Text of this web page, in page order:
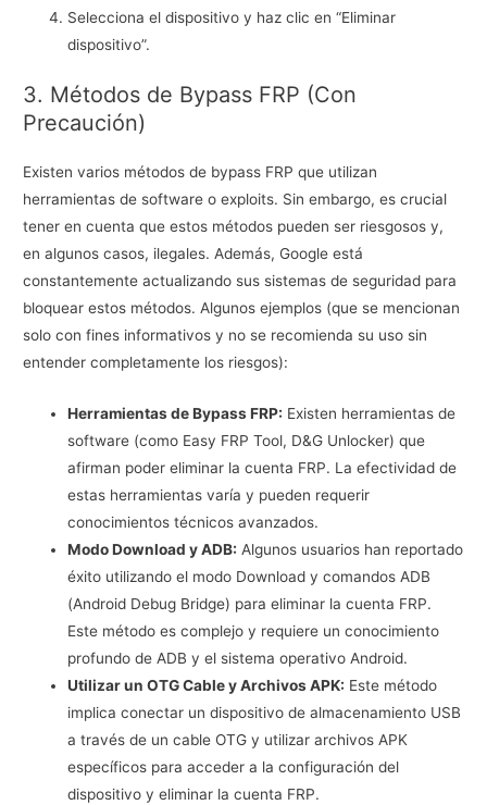
Selecciona el dispositivo y haz clic en “Eliminar
dispositivo”.
3. Métodos de Bypass FRP (Con
Precaución)
Existen varios métodos de bypass FRP que utilizan
herramientas de software o exploits. Sin embargo, es crucial
tener en cuenta que estos métodos pueden ser riesgosos y,
en algunos casos, ilegales. Además, Google está
constantemente actualizando sus sistemas de seguridad para
bloquear estos métodos. Algunos ejemplos (que se mencionan
solo con fines informativos y no se recomienda su uso sin
entender completamente los riesgos):
Herramientas de Bypass FRP: Existen herramientas de
software (como Easy FRP Tool, D&G Unlocker) que
afirman poder eliminar la cuenta FRP. La efectividad de
estas herramientas varía y pueden requerir
conocimientos técnicos avanzados.
Modo Download y ADB: Algunos usuarios han reportado
éxito utilizando el modo Download y comandos ADB
(Android Debug Bridge) para eliminar la cuenta FRP.
Este método es complejo y requiere un conocimiento
profundo de ADB y el sistema operativo Android.
Utilizar un OTG Cable y Archivos APK: Este método
implica conectar un dispositivo de almacenamiento USB
a través de un cable OTG y utilizar archivos APK
específicos para acceder a la configuración del
dispositivo y eliminar la cuenta FRP.